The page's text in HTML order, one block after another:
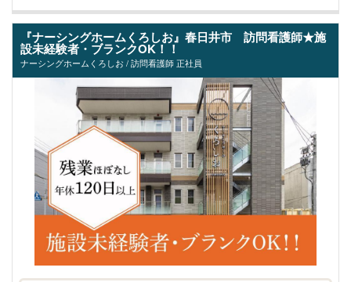
『ナーシングホームくろしお』春日井市 訪問看護師★施
設未経験者・ブランクOK！！
ナーシングホームくろしお / 訪問看護師 正社員